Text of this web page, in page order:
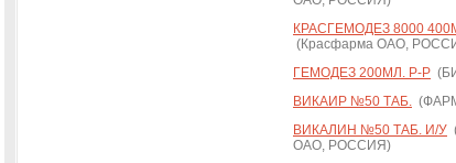
КРАСГЕМОДЕЗ 8000
(Красфарма ОАО,
ГЕМОДЕЗ 200МЛ. Р-Р
ВИКАИР №50 ТАБ.
ВИКАЛИН №50 ТАБ. И/У
ОАО, РОССИЯ)